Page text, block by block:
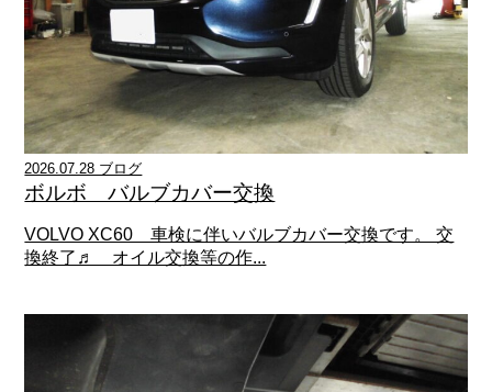
2026.07.28 ブログ
ボルボ バルブカバー交換
VOLVO XC60 車検に伴いバルブカバー交換です。 交
換終了♬ オイル交換等の作...